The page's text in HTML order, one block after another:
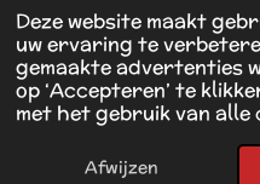
Deze website maakt
uw ervaring te
gemaakte advertenties
op ‘Accepteren’ te
met het gebruik van alle
Afwijzen
Einsteinstraat 125
1433 KH Kudelstaart
F
a
© 2017 - 2026 Linda's Dierplaza
E-mailadres Telefoonnummer